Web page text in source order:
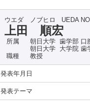
ウエダ ノブヒロ UEDA
上田 順宏
所属
朝日大学 歯学部 口
朝日大学 大学院 歯
職種
教授
発表年月日
発表テーマ